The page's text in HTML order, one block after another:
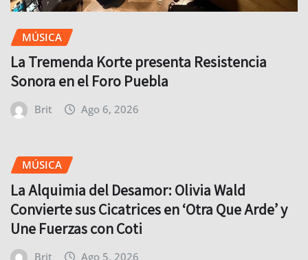
MÚSICA
La Tremenda Korte presenta Resistencia
Sonora en el Foro Puebla
Brit Ago 6, 2026
MÚSICA
La Alquimia del Desamor: Olivia Wald
Convierte sus Cicatrices en ‘Otra Que Arde’ y
Une Fuerzas con Coti
Brit Ago 5, 2026